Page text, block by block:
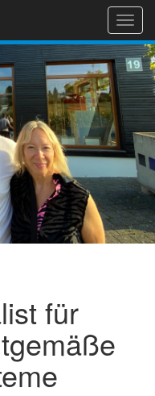
für